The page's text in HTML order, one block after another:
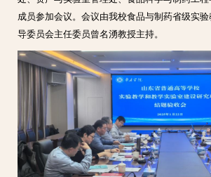
成员参加会议。会议由我校食品与制药省级实
导委员会主任委员曾名湧教授主持。